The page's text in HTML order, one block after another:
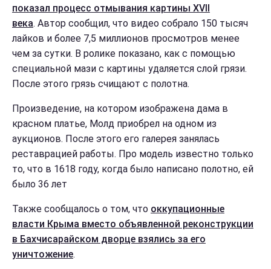
показал процесс отмывания картины XVII
века. Автор сообщил, что видео собрало 150 тысяч
лайков и более 7,5 миллионов просмотров менее
чем за сутки. В ролике показано, как с помощью
специальной мази с картины удаляется слой грязи.
После этого грязь счищают с полотна.
Произведение, на котором изображена дама в
красном платье, Молд приобрел на одном из
аукционов. После этого его галерея занялась
реставрацией работы. Про модель известно только
то, что в 1618 году, когда было написано полотно, ей
было 36 лет
Также сообщалось о том, что оккупационные
власти Крыма вместо объявленной реконструкции
в Бахчисарайском дворце взялись за его
уничтожение.